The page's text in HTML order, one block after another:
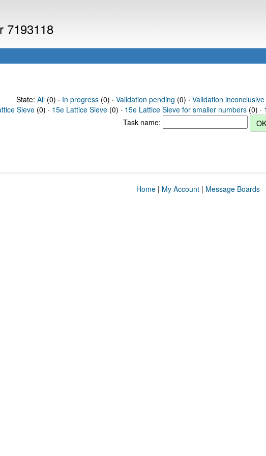
7193118
State: All(0) · In progress(0) · Validation pending (0) · Validation inconclusive
Sieve (0) · 15e Lattice Sieve (0) · 15e Lattice Sieve for smaller numbers (0) ·
Task name:
Home| My Account| Message Boards